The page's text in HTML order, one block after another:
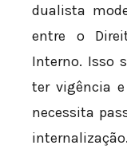
dualista
entre o
Interno. Isso
ter vigência
necessita